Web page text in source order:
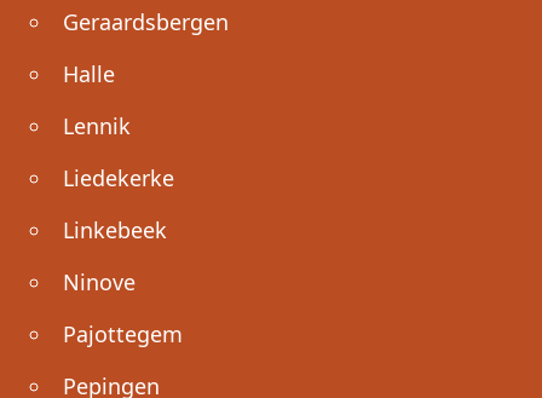
Geraardsbergen
Halle
Lennik
Liedekerke
Linkebeek
Ninove
Pajottegem
Pepingen